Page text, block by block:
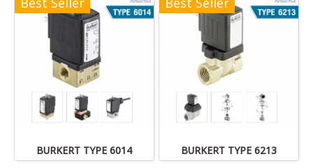
Best Seller
BURKERT TYPE 6014
Best Seller
BURKERT TYPE 6213